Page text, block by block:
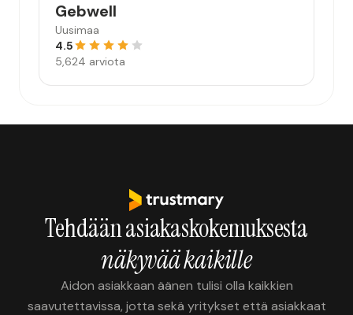
Gebwell
Uusimaa
4.5
5,624 arviota
Tehdään asiakaskokemuksesta
näkyvää kaikille
Aidon asiakkaan äänen tulisi olla kaikkien
saavutettavissa, jotta sekä yritykset että asiakkaat